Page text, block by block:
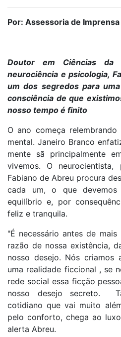
Por: Assessoria de Imprensa
Doutor em Ciências da
neurociência e psicologia,
um dos segredos para
consciência de que
nosso tempo é finito
O ano começa
mental. Janeiro Branco
mente sã principalmente
vivemos. O neurocientista,
Fabiano de Abreu procura
cada um, o que
equilíbrio e, por
feliz e tranquila.
"É necessário antes de
razão de nossa existência,
nosso desejo. Nós criamos
uma realidade ficcional , se
rede social essa ficção
nosso desejo secreto.
cotidiano que vai muito
pelo conforto, chega ao
alerta Abreu.